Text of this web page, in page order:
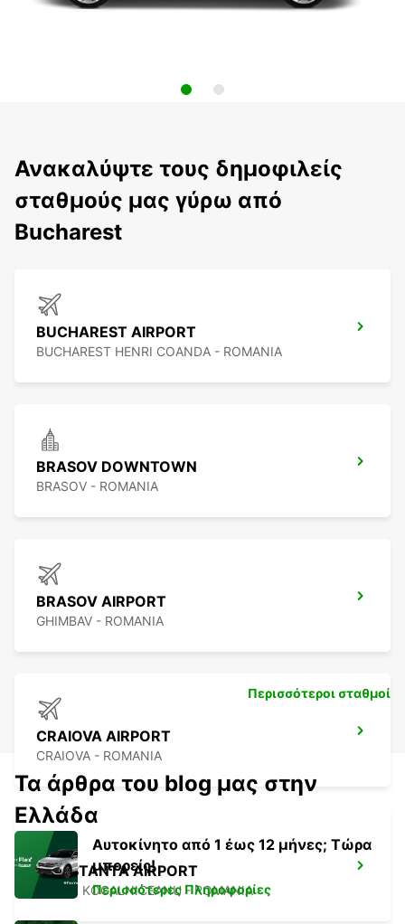
Ανακαλύψτε τους δημοφιλείς
σταθμούς μας γύρω από
Bucharest
BUCHAREST AIRPORT
BUCHAREST HENRI COANDA - ROMANIA
BRASOV DOWNTOWN
BRASOV - ROMANIA
BRASOV AIRPORT
GHIMBAV - ROMANIA
CRAIOVA AIRPORT
CRAIOVA - ROMANIA
CONSTANTA AIRPORT
MIHAIL KOGALNICEANU - ROMANIA
Περισσότεροι σταθμοί
Τα άρθρα του blog μας στην
Ελλάδα
Αυτοκίνητο από 1 έως 12 μήνες; Τώρα
μπορείς!
Περισσότερες Πληροφορίες